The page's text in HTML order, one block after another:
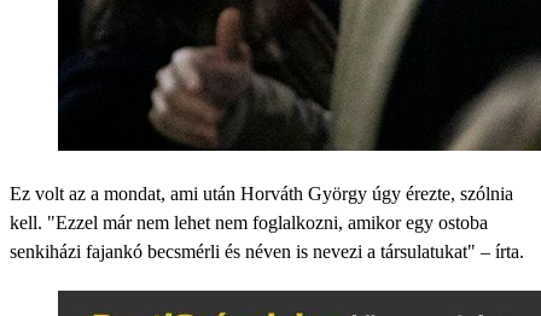
Ez volt az a mondat, ami után Horváth György úgy érezte, szólnia
kell. "Ezzel már nem lehet nem foglalkozni, amikor egy ostoba
senkiházi fajankó becsmérli és néven is nevezi a társulatukat" – írta.